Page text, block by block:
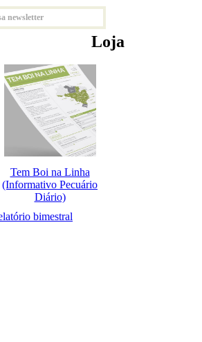
newsletter
Loja
Tem Boi na Linha
(Informativo Pecuário
Diário)